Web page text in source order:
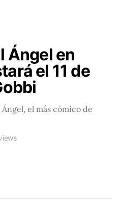
Ángel en
el 11 de
el más cómico de